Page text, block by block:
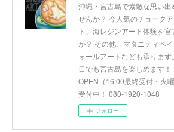
沖縄・宮古島で素敵な思い出
せんか？ 今人気のチョーク
ト、海レジンアート体験を
か？ その他、マタニティペ
ォールアートなども承りま
日でも宮古島を楽しめます
OPEN（16:00最終受付・火
受付中！ 080-1920-1048
フォロー